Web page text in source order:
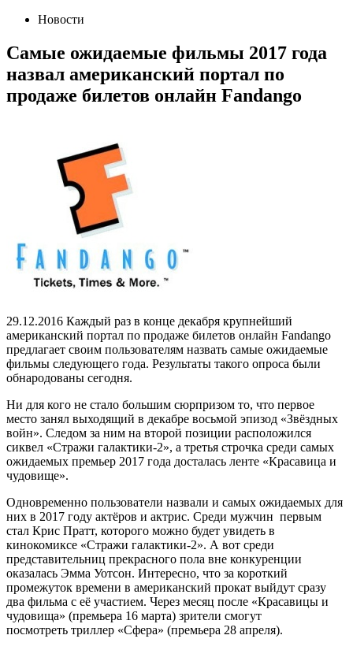
Новости
Cамые ожидаемые фильмы 2017 года
назвал американский портал по
продаже билетов онлайн Fandango
29.12.2016 Каждый раз в конце декабря крупнейший
американский портал по продаже билетов онлайн Fandango
предлагает своим пользователям назвать самые ожидаемые
фильмы следующего года. Результаты такого опроса были
обнародованы сегодня.
Ни для кого не стало большим сюрпризом то, что первое
место занял выходящий в декабре восьмой эпизод «Звёздных
войн». Следом за ним на второй позиции расположился
сиквел «Стражи галактики-2», а третья строчка среди самых
ожидаемых премьер 2017 года досталась ленте «Красавица и
чудовище».
Одновременно пользователи назвали и самых ожидаемых для
них в 2017 году актёров и актрис. Среди мужчин первым
стал Крис Пратт, которого можно будет увидеть в
кинокомиксе «Стражи галактики-2». А вот среди
представительниц прекрасного пола вне конкуренции
оказалась Эмма Уотсон. Интересно, что за короткий
промежуток времени в американский прокат выйдут сразу
два фильма с её участием. Через месяц после «Красавицы и
чудовища» (премьера 16 марта) зрители смогут
посмотреть триллер «Сфера» (премьера 28 апреля).